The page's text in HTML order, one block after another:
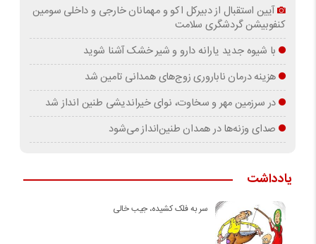
آیین استقبال از دبیرکل اکو و مهمانان خارجی و داخلی سومین
کنفوبیشن گردشگری سلامت
با شیوه جدید یارانه دارو و شیر خشک آشنا شوید
هزینه درمان ناباروری زوج‌های همدانی تامین شد
در سرزمین مهر و سخاوت، نوای خیراندیشی طنین انداز شد
صدای وزنه‌ها در همدان طنین‌انداز می‌شود
یادداشت
سر به فلک کشیده، جیب خالی